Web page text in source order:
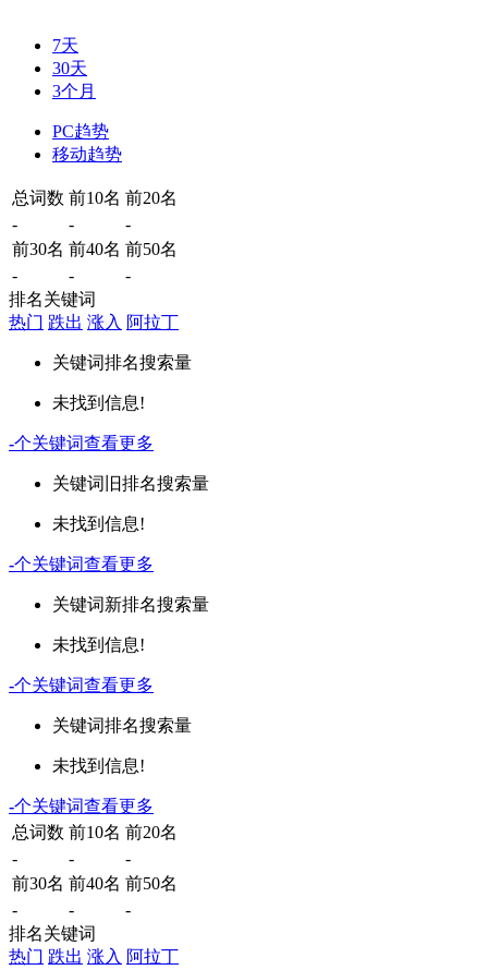
7天
30天
3个月
PC趋势
移动趋势
总词数 前10名 前20名
-
-
-
前30名 前40名 前50名
-
-
-
排名关键词
热门 跌出 涨入 阿拉丁
关键词排名搜索量
未找到信息!
-个关键词查看更多
关键词 旧排名搜索量
未找到信息!
-个关键词查看更多
关键词新排名搜索量
未找到信息!
-个关键词查看更多
关键词排名搜索量
未找到信息!
-个关键词查看更多
总词数 前10名 前20名
-
-
-
前30名 前40名 前50名
-
-
-
排名关键词
热门 跌出 涨入 阿拉丁